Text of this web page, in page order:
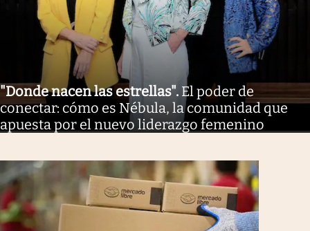
"Donde nacen las estrellas". El poder de
conectar: cómo es Nébula, la comunidad que
apuesta por el nuevo liderazgo femenino